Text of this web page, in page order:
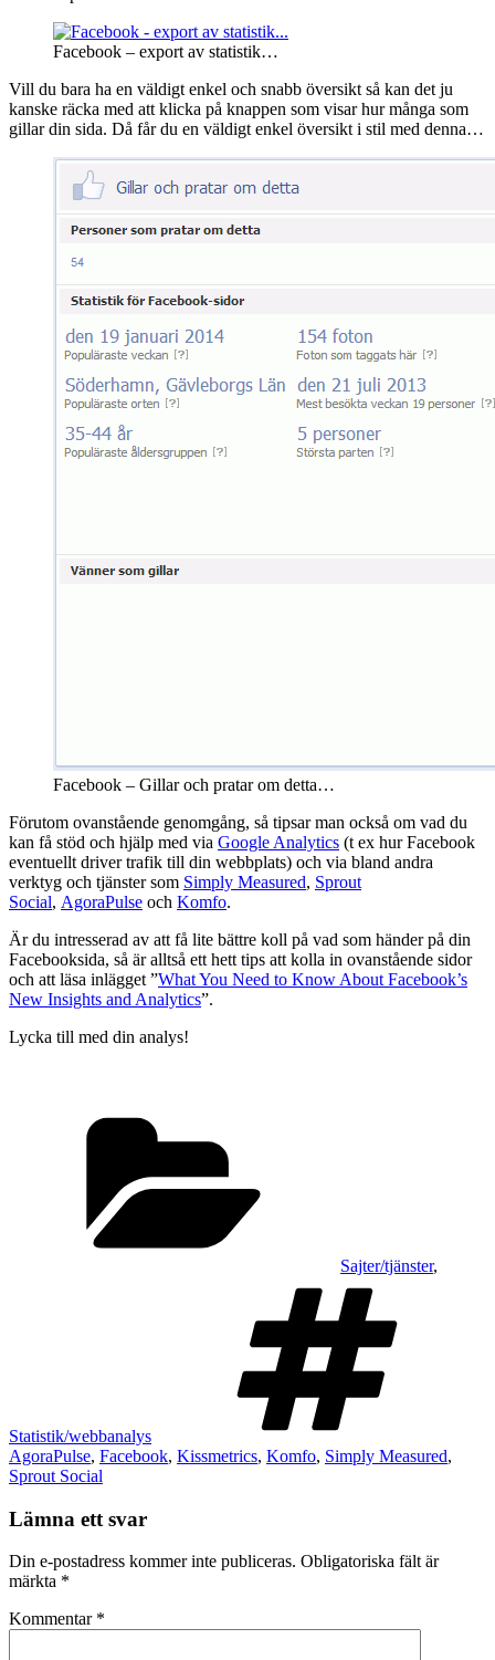
Facebook – export av statistik…
Vill du bara ha en väldigt enkel och snabb översikt så kan det ju
kanske räcka med att klicka på knappen som visar hur många som
gillar din sida. Då får du en väldigt enkel översikt i stil med denna…
Facebook – Gillar och pratar om detta…
Förutom ovanstående genomgång, så tipsar man också om vad du
kan få stöd och hjälp med via Google Analytics (t ex hur Facebook
eventuellt driver trafik till din webbplats) och via bland andra
verktyg och tjänster som Simply Measured, Sprout
Social, AgoraPulse och Komfo.
Är du intresserad av att få lite bättre koll på vad som händer på din
Facebooksida, så är alltså ett hett tips att kolla in ovanstående sidor
och att läsa inlägget ”What You Need to Know About Facebook’s
New Insights and Analytics”.
Lycka till med din analys!
Sajter/tjänster,
Statistik/webbanalys
AgoraPulse, Facebook, Kissmetrics, Komfo, Simply Measured,
Sprout Social
Lämna ett svar
Din e-postadress kommer inte publiceras. Obligatoriska fält är
märkta *
Kommentar *